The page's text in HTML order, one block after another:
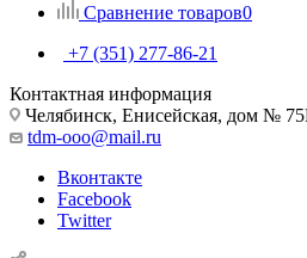
Сравнение товаров0
+7 (351) 277-86-21
Контактная информация
Челябинск, Енисейская, дом №
tdm-ooo@mail.ru
Вконтакте
Facebook
Twitter